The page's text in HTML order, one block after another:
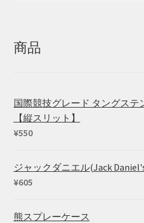
商品
国際競技グレード タングステ
【縦スリット】
¥550
ジャックダニエル(Jack
¥605
熊スプレーケース